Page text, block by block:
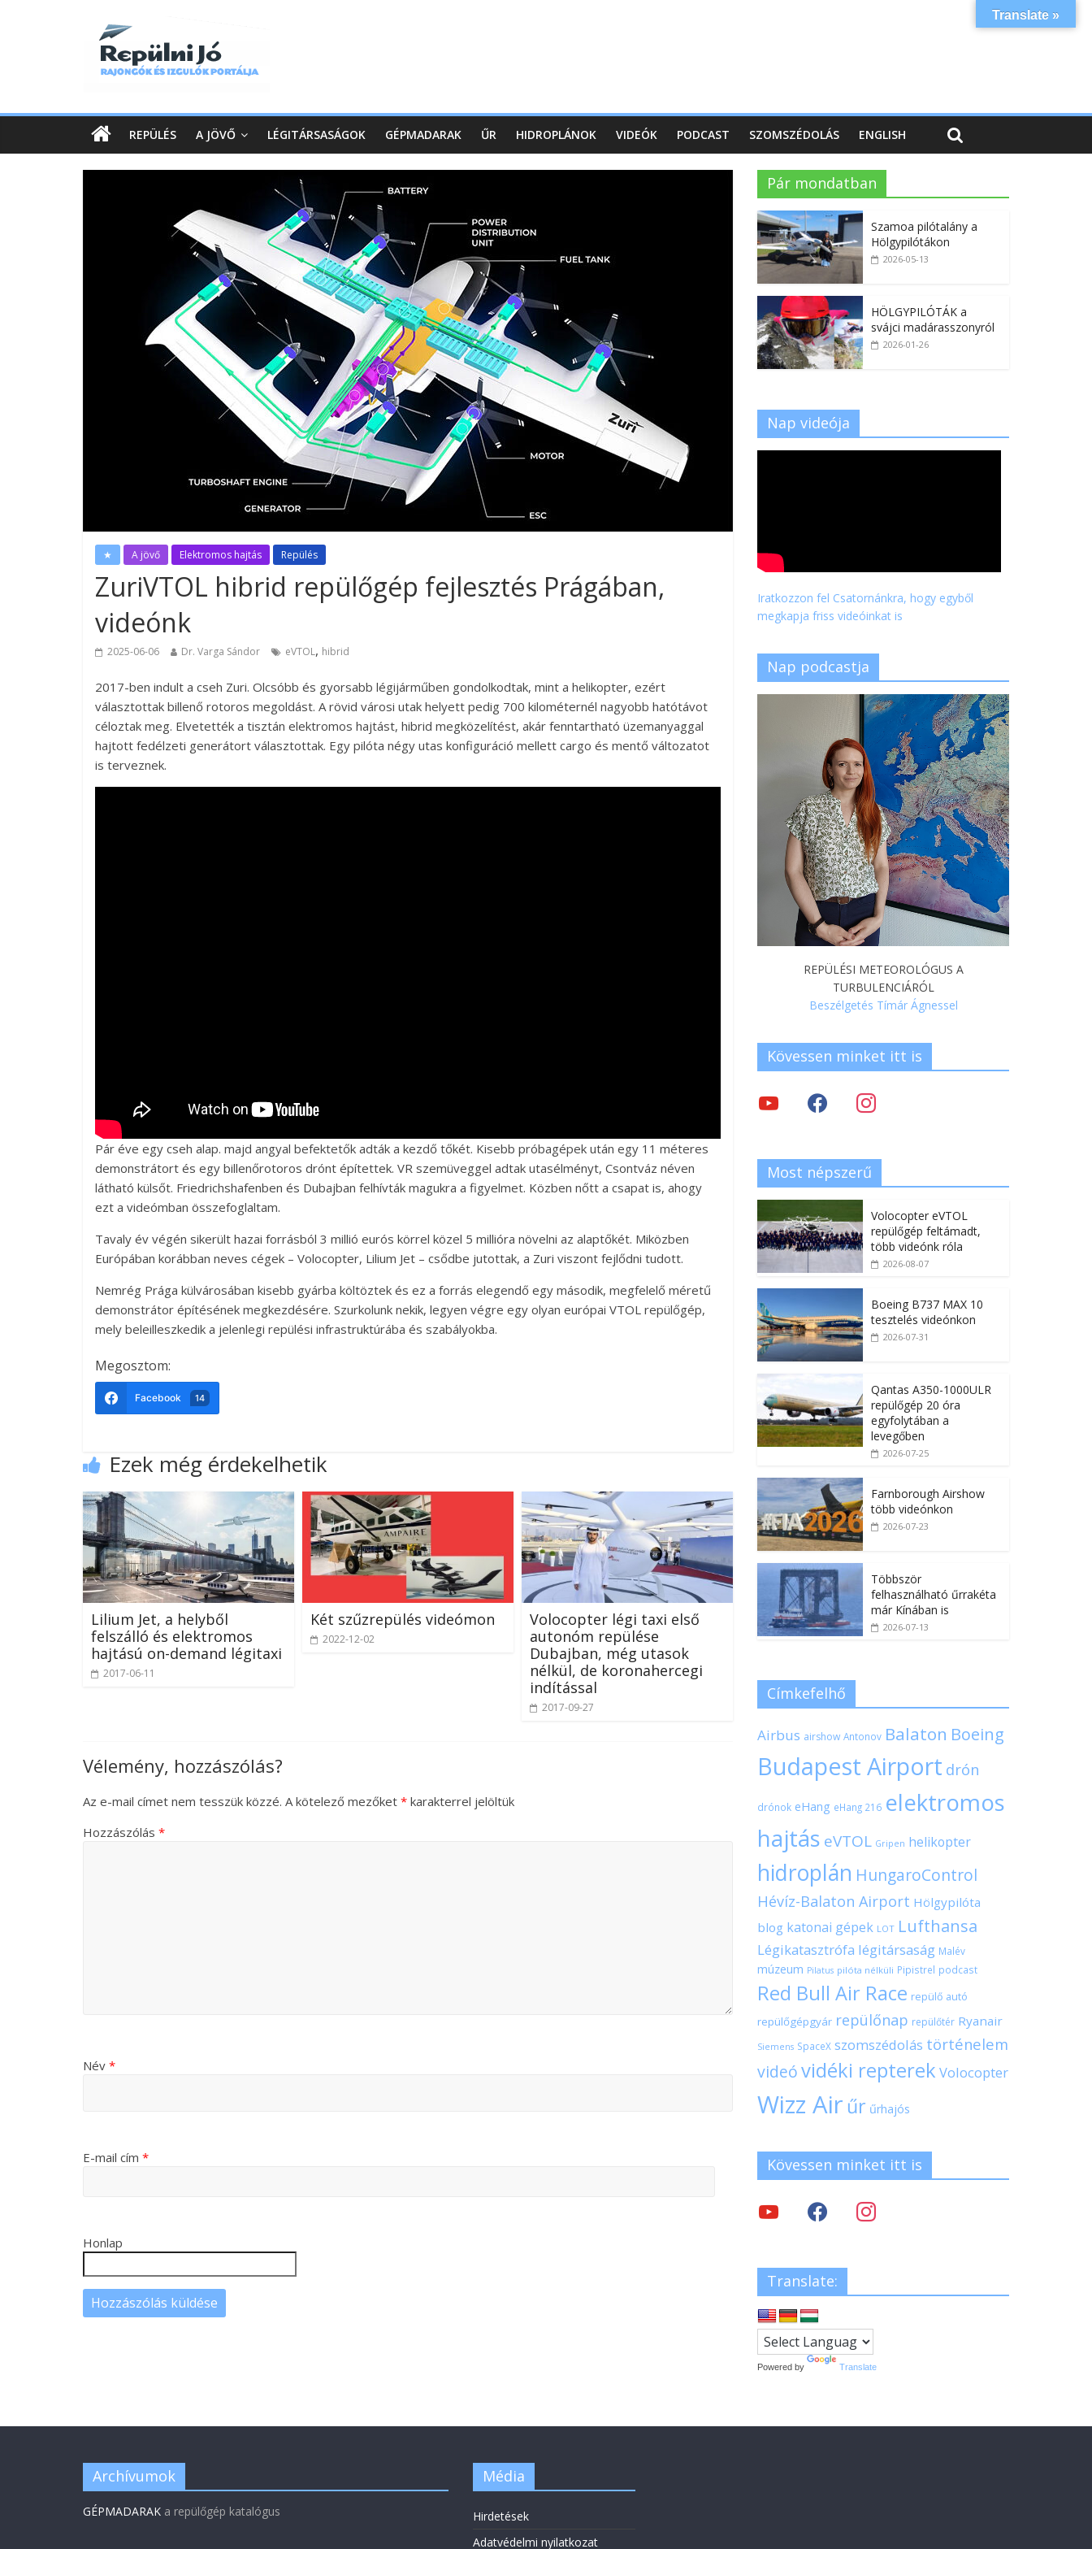
REPÜLÉS A JÖVŐ LÉGITÁRSASÁGOK GÉPMADARAK ŰR HIDROPLÁNOK VIDEÓK PODCAST SZOMSZÉDOLÁS ENGLISH
★ A jövő Elektromos hajtás Repülés
ZuriVTOL hibrid repülőgép fejlesztés Prágában,
videónk
2025-06-06 Dr. Varga Sándor eVTOL, hibrid
2017-ben indult a cseh Zuri. Olcsóbb és gyorsabb légijárműben gondolkodtak, mint a helikopter, ezért
választottak billenő rotoros megoldást. A rövid városi utak helyett pedig 700 kilométernél nagyobb hatótávot
céloztak meg. Elvetették a tisztán elektromos hajtást, hibrid megközelítést, akár fenntartható üzemanyaggal
hajtott fedélzeti generátort választottak. Egy pilóta négy utas konfiguráció mellett cargo és mentő változatot
is terveznek.
Pár éve egy cseh alap. majd angyal befektetők adták a kezdő tőkét. Kisebb próbagépek után egy 11 méteres
demonstrátort és egy billenőrotoros drónt építettek. VR szemüveggel adtak utasélményt, Csontváz néven
látható külsőt. Friedrichshafenben és Dubajban felhívták magukra a figyelmet. Közben nőtt a csapat is, ahogy
ezt a videómban összefoglaltam.
Tavaly év végén sikerült hazai forrásból 3 millió eurós körrel közel 5 millióra növelni az alaptőkét. Miközben
Európában korábban neves cégek – Volocopter, Lilium Jet – csődbe jutottak, a Zuri viszont fejlődni tudott.
Nemrég Prága külvárosában kisebb gyárba költöztek és ez a forrás elegendő egy második, megfelelő méretű
demonstrátor építésének megkezdésére. Szurkolunk nekik, legyen végre egy olyan európai VTOL repülőgép,
mely beleilleszkedik a jelenlegi repülési infrastruktúrába és szabályokba.
Megosztom:
Facebook 14
Ezek még érdekelhetik
Lilium Jet, a helyből
felszálló és elektromos
hajtású on-demand légitaxi
2017-06-11
Két szűzrepülés videómon
2022-12-02
Volocopter légi taxi első
autonóm repülése
Dubajban, még utasok
nélkül, de koronahercegi
indítással
2017-09-27
Vélemény, hozzászólás?
Az e-mail címet nem tesszük közzé. A kötelező mezőket * karakterrel jelöltük
Hozzászólás *
Név *
E-mail cím *
Honlap
Pár mondatban
Szamoa pilótalány a
Hölgypilótákon
2026-05-13
HÖLGYPILÓTÁK a
svájci madárasszonyról
2026-01-26
Nap videója
Iratkozzon fel Csatornánkra, hogy egyből
megkapja friss videóinkat is
Nap podcastja
REPÜLÉSI METEOROLÓGUS A
TURBULENCIÁRÓL
Beszélgetés Tímár Ágnessel
Kövessen minket itt is
Most népszerű
Volocopter eVTOL
repülőgép feltámadt,
több videónk róla
2026-08-07
Boeing B737 MAX 10
tesztelés videónkon
2026-07-31
Qantas A350-1000ULR
repülőgép 20 óra
egyfolytában a
levegőben
2026-07-25
Farnborough Airshow
több videónkon
2026-07-23
Többször
felhasználható űrrakéta
már Kínában is
2026-07-13
Címkefelhő
Airbus airshow Antonov Balaton Boeing
Budapest Airport drón
drónok eHang eHang 216 elektromos
hajtás eVTOL Gripen helikopter
hidroplán HungaroControl
Hévíz-Balaton Airport Hölgypilóta
blog katonai gépek LOT Lufthansa
Légikatasztrófa légitársaság Malév
múzeum Pilatus pilóta nélküli Pipistrel podcast
Red Bull Air Race repülő autó
repülőgépgyár repülőnap repülőtér Ryanair
Siemens SpaceX szomszédolás történelem
videóvidéki repterek Volocopter
Wizz Air űr űrhajós
Kövessen minket itt is
Translate:
Powered by Translate
Archívumok
GÉPMADARAK a repülőgép katalógus
Média
Hirdetések
Adatvédelmi nyilatkozat
Translate »